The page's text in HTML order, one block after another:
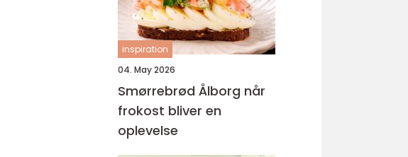
inspiration
04. May 2026
Smørrebrød Ålborg når
frokost bliver en
oplevelse